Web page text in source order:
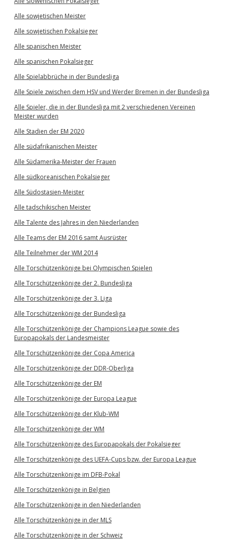
Alle sowjetischen Meister
Alle sowjetischen Pokalsieger
Alle spanischen Meister
Alle spanischen Pokalsieger
Alle Spielabbrüche in der Bundesliga
Alle Spiele zwischen dem HSV und Werder Bremen in der Bundesliga
Alle Spieler, die in der Bundesliga mit 2 verschiedenen Vereinen
Meister wurden
Alle Stadien der EM 2020
Alle südafrikanischen Meister
Alle Südamerika-Meister der Frauen
Alle südkoreanischen Pokalsieger
Alle Südostasien-Meister
Alle tadschikischen Meister
Alle Talente des Jahres in den Niederlanden
Alle Teams der EM 2016 samt Ausrüster
Alle Teilnehmer der WM 2014
Alle Torschützenkönige bei Olympischen Spielen
Alle Torschützenkönige der 2. Bundesliga
Alle Torschützenkönige der 3. Liga
Alle Torschützenkönige der Bundesliga
Alle Torschützenkönige der Champions League sowie des
Europapokals der Landesmeister
Alle Torschützenkönige der Copa America
Alle Torschützenkönige der DDR-Oberliga
Alle Torschützenkönige der EM
Alle Torschützenkönige der Europa League
Alle Torschützenkönige der Klub-WM
Alle Torschützenkönige der WM
Alle Torschützenkönige des Europapokals der Pokalsieger
Alle Torschützenkönige des UEFA-Cups bzw. der Europa League
Alle Torschützenkönige im DFB-Pokal
Alle Torschützenkönige in Belgien
Alle Torschützenkönige in den Niederlanden
Alle Torschützenkönige in der MLS
Alle Torschützenkönige in der Schweiz